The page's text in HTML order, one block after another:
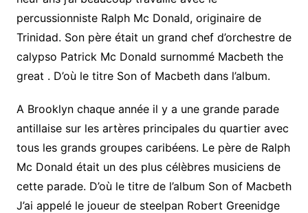
percussionniste Ralph Mc Donald, originaire de
Trinidad. Son père était un grand chef d’orchestre de
calypso Patrick Mc Donald surnommé Macbeth the
great . D’où le titre Son of Macbeth dans l’album.
A Brooklyn chaque année il y a une grande parade
antillaise sur les artères principales du quartier avec
tous les grands groupes caribéens. Le père de Ralph
Mc Donald était un des plus célèbres musiciens de
cette parade. D’où le titre de l’album Son of Macbeth
J’ai appelé le joueur de steelpan Robert Greenidge